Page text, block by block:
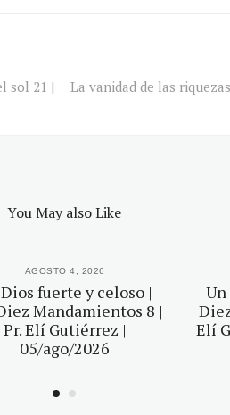
sol 21 |
La vanidad de las
You May also Like
AGOSTO 4, 2026
fuerte y celoso |
Mandamientos 8 |
Pr. Elí Gutiérrez |
05/ago/2026
Elí